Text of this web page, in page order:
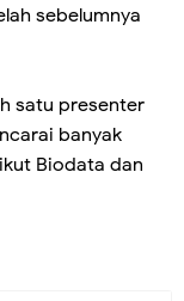
sebelumnya
satu presenter
banyak
Biodata dan